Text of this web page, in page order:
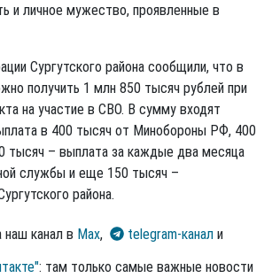
и личное мужество, проявленные в
Сургутского района сообщили, что в
получить 1 млн 850 тысяч рублей при
на участие в СВО. В сумму входят
в 400 тысяч от Минобороны РФ, 400
тысяч – выплата за каждые два месяца
службы и еще 150 тысяч –
района.
наш канал в Max, telegram-канал и
: там только самые важные новости